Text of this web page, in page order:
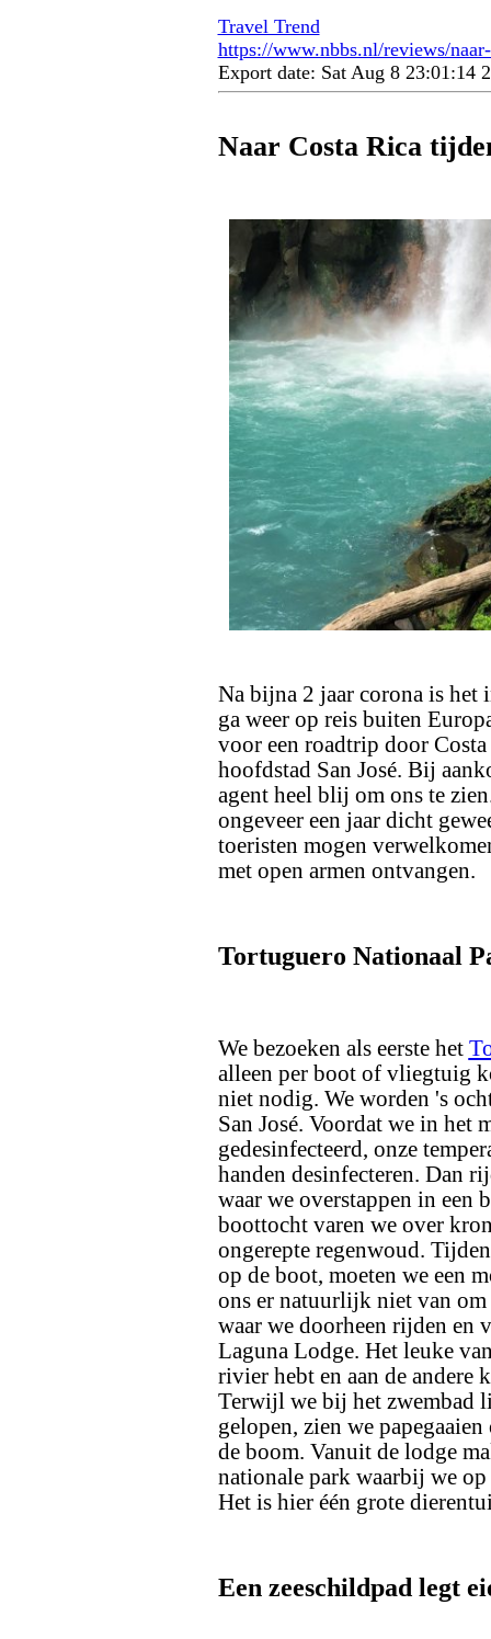
Travel Trend
https://www.nbbs.nl/reviews/
Export date: Sat Aug 8 23:01:14
Naar Costa Rica
Na bijna 2 jaar corona is
ga weer op reis buiten
voor een roadtrip door
hoofdstad San José. Bij
agent heel blij om ons te
ongeveer een jaar dicht
toeristen mogen
met open armen ontvangen.
Tortuguero Nationaal
We bezoeken als eerste het
alleen per boot of vliegtuig
niet nodig. We worden 's
San José. Voordat we in het
gedesinfecteerd, onze
handen desinfecteren. Dan
waar we overstappen in een
boottocht varen we over
ongerepte regenwoud.
op de boot, moeten we een
ons er natuurlijk niet van
waar we doorheen rijden en
Laguna Lodge. Het leuke
rivier hebt en aan de andere
Terwijl we bij het zwembad
gelopen, zien we
de boom. Vanuit de lodge
nationale park waarbij we
Het is hier één grote
Een zeeschildpad legt